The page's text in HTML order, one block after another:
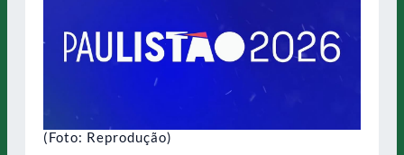
(Foto: Reprodução)